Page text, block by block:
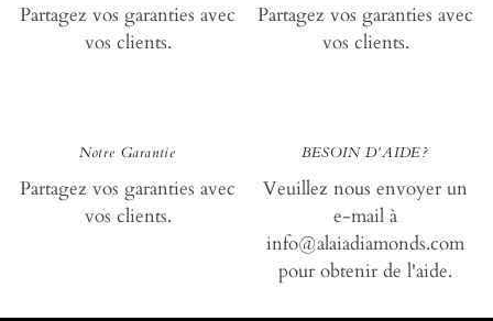
Partagez vos garanties avec
vos clients.
Partagez vos garanties avec
vos clients.
Notre Garantie
Partagez vos garanties avec
vos clients.
BESOIN D'AIDE?
Veuillez nous envoyer un
e-mail à
info@alaiadiamonds.com
pour obtenir de l'aide.